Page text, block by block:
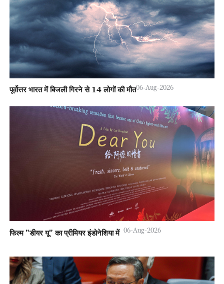
पूर्वोत्तर भारत में बिजली गिरने से 14 लोगों की मौत06-Aug-2026
फिल्म "डीयर यू" का प्रीमियर इंडोनेशिया में 06-Aug-2026